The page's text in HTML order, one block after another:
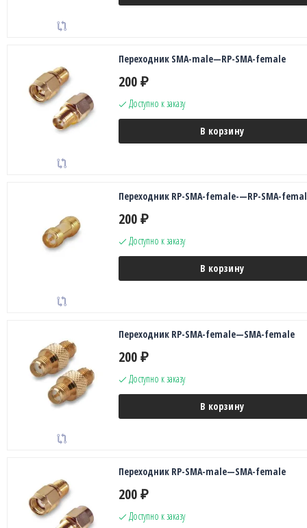
Переходник SMA-male—RP-SMA-female
200 ₽
Доступно к заказу
В корзину
Переходник RP-SMA-female-—RP-SMA-
200 ₽
Доступно к заказу
В корзину
Переходник RP-SMA-female—SMA-female
200 ₽
Доступно к заказу
В корзину
Переходник RP-SMA-male—SMA-female
200 ₽
Доступно к заказу